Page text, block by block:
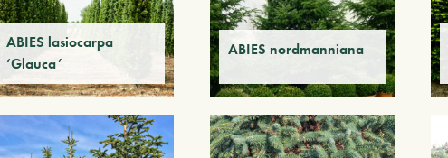
ABIES lasiocarpa
‘Glauca’
ABIES nordmanniana